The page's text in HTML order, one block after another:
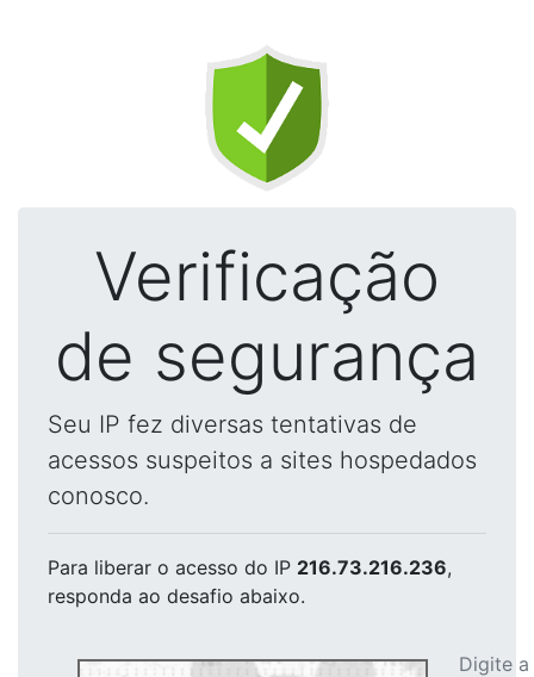
Verificação
de segurança
Seu IP fez diversas tentativas de
acessos suspeitos a sites hospedados
conosco.
Para liberar o acesso do IP 216.73.216.236,
responda ao desafio abaixo.
Digite